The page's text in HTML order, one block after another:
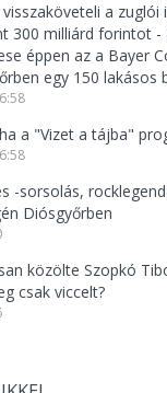
a
300 milliárd forintot -
éppen az a Bayer
egy 150 lakásos
a "Vizet a tájba"
-sorsolás,
Diósgyőrben
közölte Szopkó
csak viccelt?